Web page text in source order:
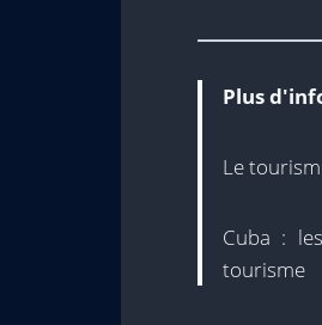
Plus
Le
Cuba :
tourisme